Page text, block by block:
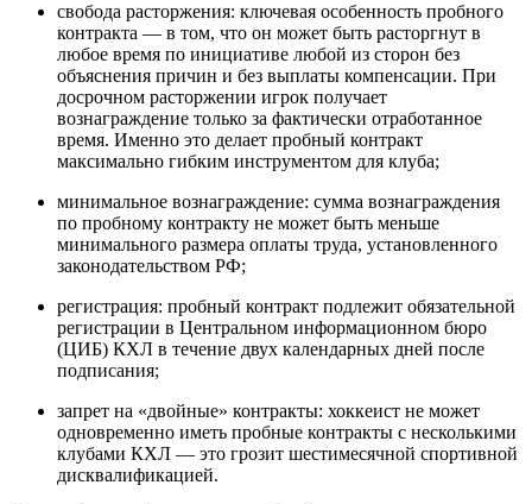
свобода расторжения: ключевая особенность пробного
контракта — в том, что он может быть расторгнут в
любое время по инициативе любой из сторон без
объяснения причин и без выплаты компенсации. При
досрочном расторжении игрок получает
вознаграждение только за фактически отработанное
время. Именно это делает пробный контракт
максимально гибким инструментом для клуба;
минимальное вознаграждение: сумма вознаграждения
по пробному контракту не может быть меньше
минимального размера оплаты труда, установленного
законодательством РФ;
регистрация: пробный контракт подлежит обязательной
регистрации в Центральном информационном бюро
(ЦИБ) КХЛ в течение двух календарных дней после
подписания;
запрет на «двойные» контракты: хоккеист не может
одновременно иметь пробные контракты с несколькими
клубами КХЛ — это грозит шестимесячной спортивной
дисквалификацией.